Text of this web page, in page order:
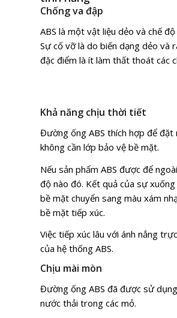
Chống va đập
ABS là một vật liệu dẻo và chế
Sự cố vỡ là do biến dạng dẻo và
đặc điểm là ít làm thất thoát các
Khả năng chịu thời tiết
Đường ống ABS thích hợp để
không cần lớp bảo vệ bề mặt.
Nếu sản phẩm ABS được để
độ nào đó. Kết quả của sự
bề mặt chuyển sang màu xám
bề mặt tiếp xúc.
Việc tiếp xúc lâu với ánh nắng
của hệ thống ABS.
Chịu mài mòn
Đường ống ABS đã được sử
nước thải trong các mỏ.